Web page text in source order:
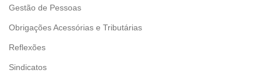
Gestão de Pessoas
Obrigações Acessórias e Tributárias
Reflexões
Sindicatos